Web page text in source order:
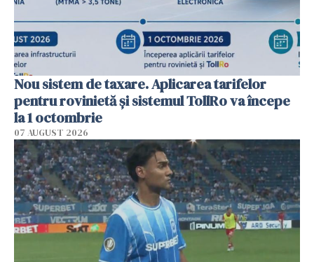
Nou sistem de taxare. Aplicarea tarifelor
pentru rovinietă şi sistemul TollRo va începe
la 1 octombrie
07 AUGUST 2026